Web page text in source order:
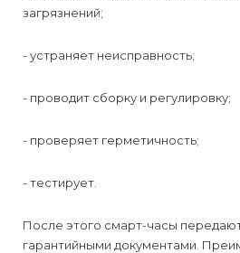
загрязнений;
- устраняет неисправность;
- проводит сборку и регулировку;
- проверяет герметичность;
- тестирует.
После этого смарт-часы
гарантийными документами.